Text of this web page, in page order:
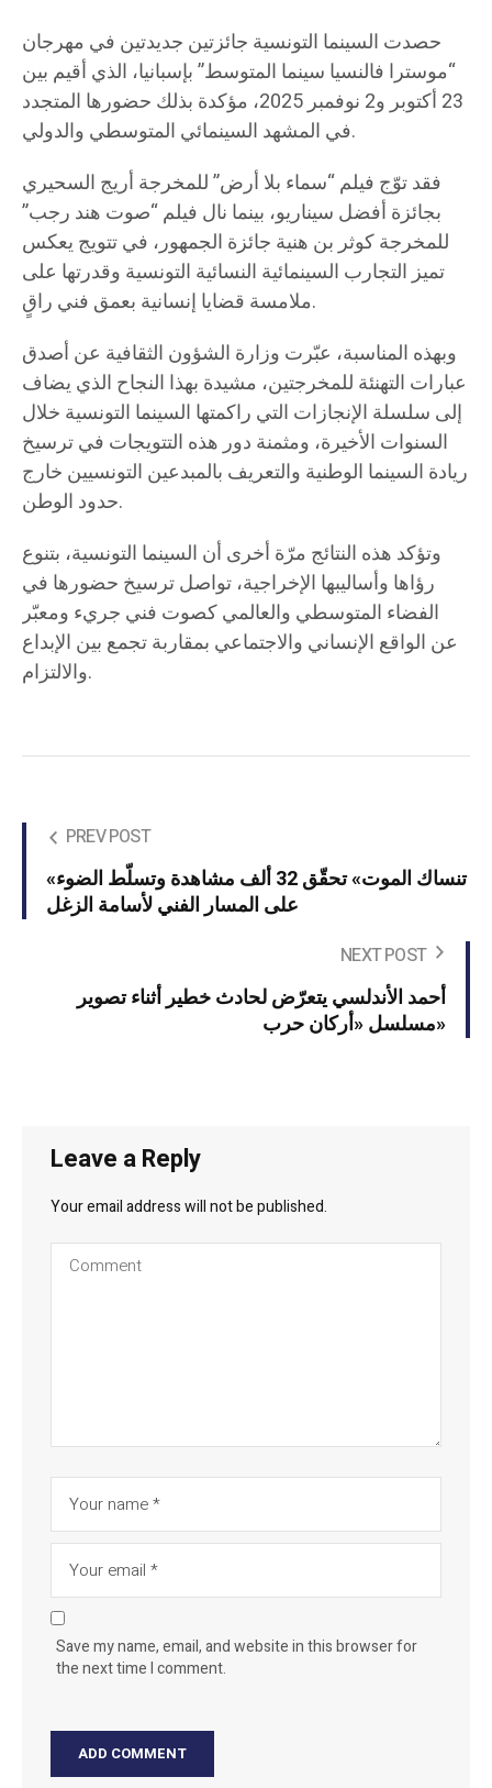
حصدت السينما التونسية جائزتين جديدتين في مهرجان
“موسترا فالنسيا سينما المتوسط” بإسبانيا، الذي أقيم بين
23 أكتوبر و2 نوفمبر 2025، مؤكدة بذلك حضورها المتجدد
في المشهد السينمائي المتوسطي والدولي.
فقد توّج فيلم “سماء بلا أرض” للمخرجة أريج السحيري
بجائزة أفضل سيناريو، بينما نال فيلم “صوت هند رجب”
للمخرجة كوثر بن هنية جائزة الجمهور، في تتويج يعكس
تميز التجارب السينمائية النسائية التونسية وقدرتها على
ملامسة قضايا إنسانية بعمق فني راقٍ.
وبهذه المناسبة، عبّرت وزارة الشؤون الثقافية عن أصدق
عبارات التهنئة للمخرجتين، مشيدة بهذا النجاح الذي يضاف
إلى سلسلة الإنجازات التي راكمتها السينما التونسية خلال
السنوات الأخيرة، ومثمنة دور هذه التتويجات في ترسيخ
ريادة السينما الوطنية والتعريف بالمبدعين التونسيين خارج
حدود الوطن.
وتؤكد هذه النتائج مرّة أخرى أن السينما التونسية، بتنوع
رؤاها وأساليبها الإخراجية، تواصل ترسيخ حضورها في
الفضاء المتوسطي والعالمي كصوت فني جريء ومعبّر
عن الواقع الإنساني والاجتماعي بمقاربة تجمع بين الإبداع
والالتزام.
PREV POST
‎«تنساك الموت» تحقّق 32 ألف مشاهدة وتسلّط الضوء
على المسار الفني لأسامة الزغل
NEXT POST
أحمد الأندلسي يتعرّض لحادث خطير أثناء تصوير
مسلسل «أركان حرب»
Leave a Reply
Your email address will not be published.
Save my name, email, and website in this browser for
the next time I comment.